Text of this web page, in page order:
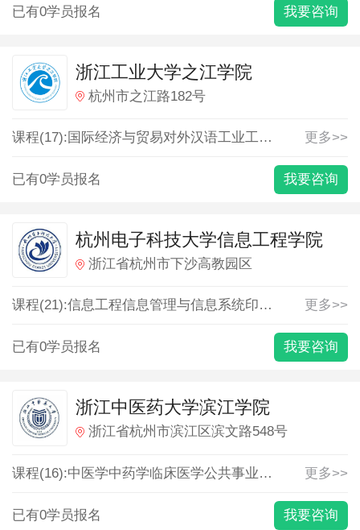
已有0学员报名 我要咨询
浙江工业大学之江学院
杭州市之江路182号
课程(17):国际经济与贸易对外汉语工业工程 广告学广播电
更多>>
已有0学员报名 我要咨询
杭州电子科技大学信息工程学院
浙江省杭州市下沙高教园区
课程(21):信息工程信息管理与信息系统印刷工程 国际经
更多>>
已有0学员报名 我要咨询
浙江中医药大学滨江学院
浙江省杭州市滨江区滨文路548号
课程(16):中医学中药学临床医学公共事业管理 制药工程听
更多>>
已有0学员报名 我要咨询